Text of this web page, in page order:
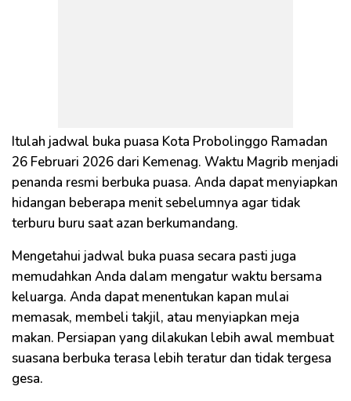
Itulah jadwal buka puasa Kota Probolinggo Ramadan
26 Februari 2026 dari Kemenag. Waktu Magrib menjadi
penanda resmi berbuka puasa. Anda dapat menyiapkan
hidangan beberapa menit sebelumnya agar tidak
terburu buru saat azan berkumandang.
Mengetahui jadwal buka puasa secara pasti juga
memudahkan Anda dalam mengatur waktu bersama
keluarga. Anda dapat menentukan kapan mulai
memasak, membeli takjil, atau menyiapkan meja
makan. Persiapan yang dilakukan lebih awal membuat
suasana berbuka terasa lebih teratur dan tidak tergesa
gesa.